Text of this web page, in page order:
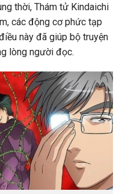
thời, Thám tử Kindaichi
các động cơ phức tạp
này đã giúp bộ truyện
lòng người đọc.